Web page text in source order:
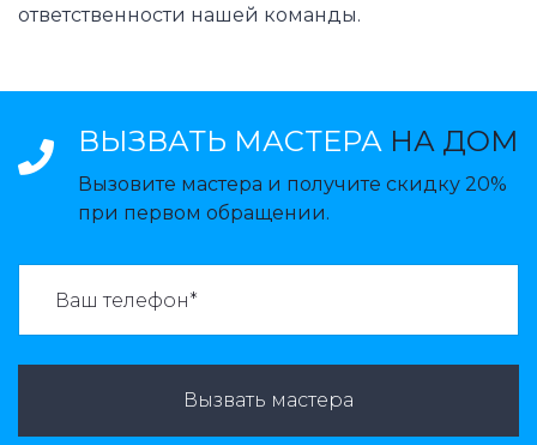
ответственности нашей команды.
ВЫЗВАТЬ МАСТЕРА НА ДОМ
Вызовите мастера и получите скидку 20%
при первом обращении.
Вызвать мастера